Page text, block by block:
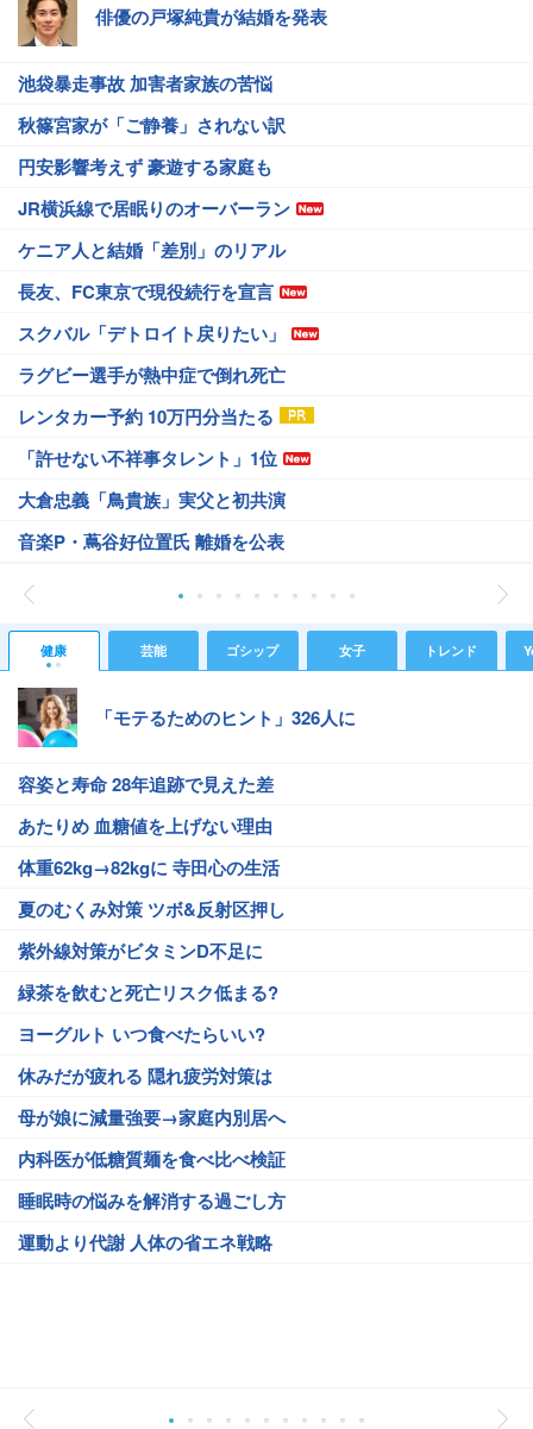
俳優の戸塚純貴が結婚を発表
池袋暴走事故 加害者家族の苦悩
秋篠宮家が「ご静養」されない訳
円安影響考えず 豪遊する家庭も
JR横浜線で居眠りのオーバーラン
ケニア人と結婚「差別」のリアル
長友、FC東京で現役続行を宣言
スクバル「デトロイト戻りたい」
ラグビー選手が熱中症で倒れ死亡
レンタカー予約 10万円分当たる
「許せない不祥事タレント」1位
大倉忠義「鳥貴族」実父と初共演
音楽P・蔦谷好位置氏 離婚を公表
健康 芸能 ゴシップ 女子 トレンド
「モテるためのヒント」326人に
容姿と寿命 28年追跡で見えた差
あたりめ 血糖値を上げない理由
体重62kg→82kgに 寺田心の生活
夏のむくみ対策 ツボ&反射区押し
紫外線対策がビタミンD不足に
緑茶を飲むと死亡リスク低まる?
ヨーグルト いつ食べたらいい?
休みだが疲れる 隠れ疲労対策は
母が娘に減量強要→家庭内別居へ
内科医が低糖質麺を食べ比べ検証
睡眠時の悩みを解消する過ごし方
運動より代謝 人体の省エネ戦略